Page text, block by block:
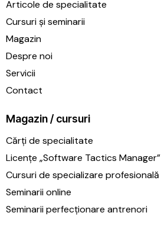
Articole de specialitate
Cursuri și seminarii
Magazin
Despre noi
Servicii
Contact
Magazin / cursuri
Cărți de specialitate
Licențe „Software Tactics Manager”
Cursuri de specializare profesională
Seminarii online
Seminarii perfecționare antrenori